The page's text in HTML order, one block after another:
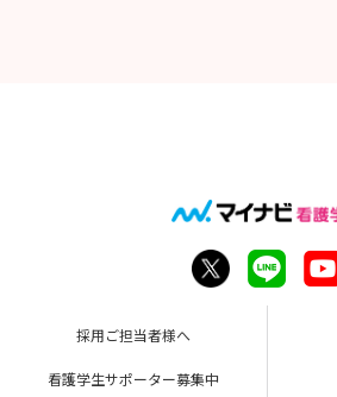
採用ご担当者様へ
看護学生サポーター募集中